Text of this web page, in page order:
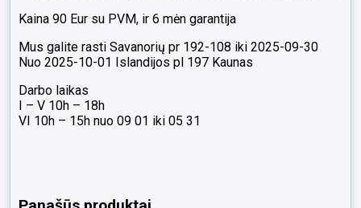
Kaina 90 Eur su PVM, ir 6 mėn garantija
Mus galite rasti Savanorių pr 192-108 iki 2025-09-30
Nuo 2025-10-01 Islandijos pl 197 Kaunas
Darbo laikas
I – V 10h – 18h
VI 10h – 15h nuo 09 01 iki 05 31